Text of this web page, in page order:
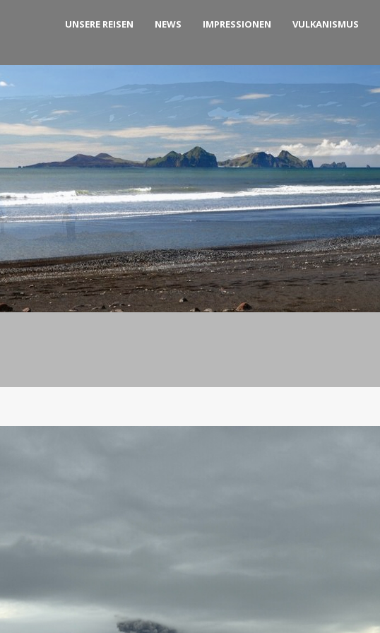
UNSERE REISEN NEWS IMPRESSIONEN VULKANISMUS